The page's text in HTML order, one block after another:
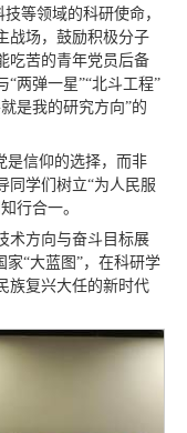
等领域的科研使命，
战场，鼓励积极分子
吃苦的青年党员后备
两弹一星”“北斗工程”
是我的研究方向”的
是信仰的选择，而非
同学们树立“为人民服
行合一。
术方向与奋斗目标展
家“大蓝图”，在科研学
族复兴大任的新时代